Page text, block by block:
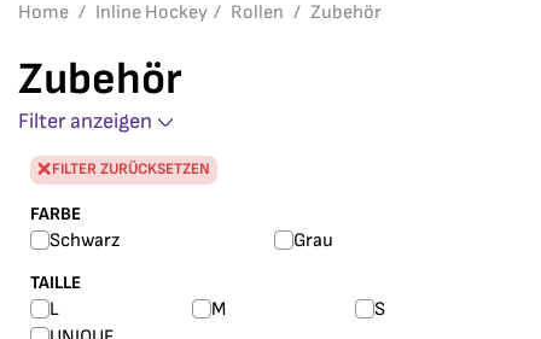
Home Inline Hockey Rollen Zubehör
Zubehör
Filter anzeigen
FILTER ZURÜCKSETZEN
FARBE
Schwarz Grau
TAILLE
L M
S